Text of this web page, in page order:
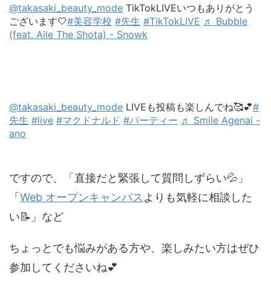
@takasaki_beauty_mode TikTokLIVEいつもありがとう
ございます🤍#美容学校 #先生 #TikTokLIVE ♬ Bubble
(feat. Aile The Shota) - Snowk
@takasaki_beauty_mode LIVEも投稿も楽しんでね🥰💕#
先生 #live #マクドナルド #パーティー ♬ Smile Agenai -
ano
ですので、「直接だと緊張して質問しずらい💦」
「 Web オープンキャンパス よりも気軽に相談した
い📝」など
ちょっとでも悩みがある方や、楽しみたい方はぜひ
参加してくださいね💕